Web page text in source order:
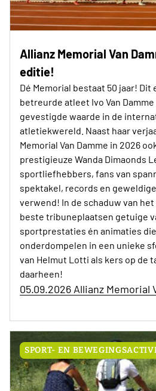
Allianz Memorial Van
editie!
Dé Memorial bestaat 50 jaar!
betreurde atleet Ivo Van
gevestigde waarde in de
atletiekwereld. Naast haar
Memorial Van Damme in 2026
prestigieuze Wanda Dimaonds
sportliefhebbers, fans van
spektakel, records en
verwend! In de schaduw van
beste tribuneplaatsen getuige
sportprestaties én animaties
onderdompelen in een unieke
van Helmut Lotti als kers op de
daarheen!
05.09.2026 Allianz Memorial
SPORT- EN